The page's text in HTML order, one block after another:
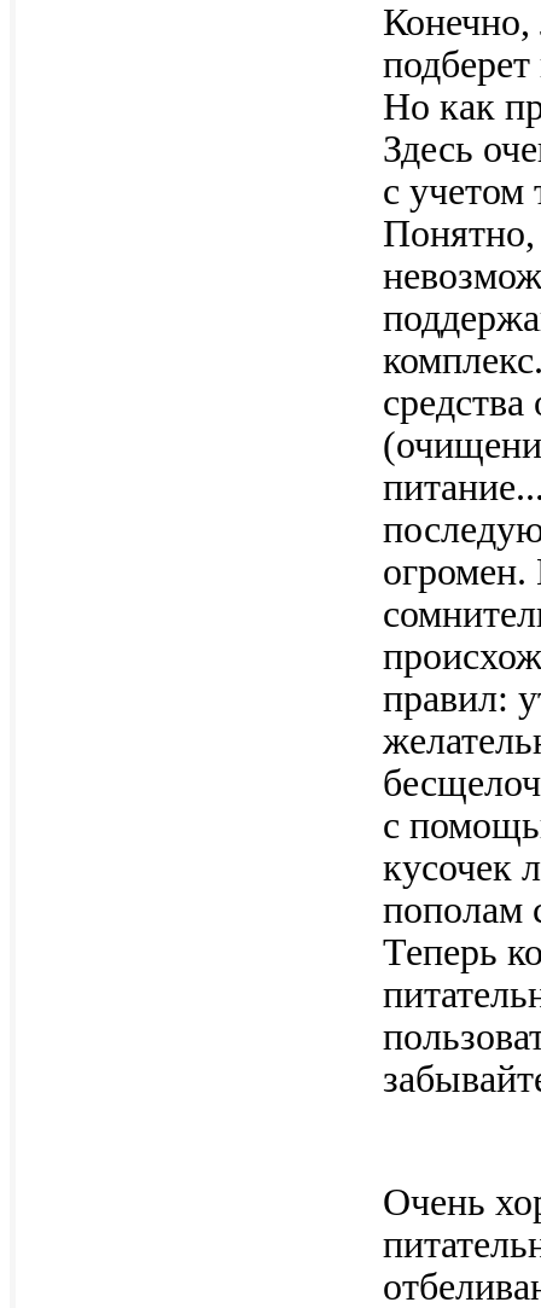
Конечно,
Но как
Здесь
с учетом
Понятно,
огромен.
правил:
с
кусочек
пополам
Теперь
Очень